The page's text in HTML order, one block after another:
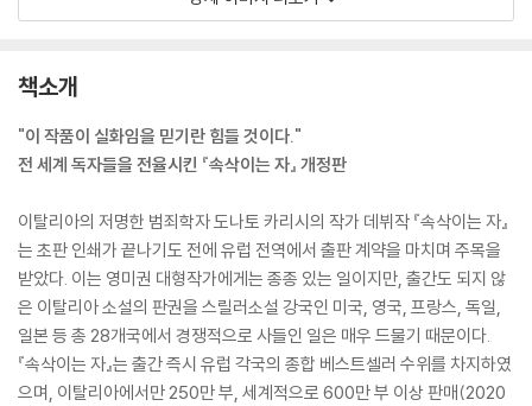
책소개
"이 작품이 실화임을 믿기란 힘들 것이다."
전 세계 독자들을 전율시킨 『속삭이는 자』 개정판
이탈리아의 저명한 범죄학자 도나토 카리시의 작가 데뷔작 『속삭이는 자』
는 초판 인쇄가 끝나기도 전에 유럽 전역에서 출판 계약을 마치며 주목을
받았다. 이는 영미권 대형작가에게는 종종 있는 일이지만, 출간도 되지 않
은 이탈리아 소설의 판권을 스릴러소설 강국인 미국, 영국, 프랑스, 독일,
일본 등 총 28개국에서 경쟁적으로 사들인 일은 매우 드물기 때문이다.
『속삭이는 자』는 출간 즉시 유럽 각국의 종합 베스트셀러 수위를 차지하였
으며, 이탈리아에서만 250만 부, 세계적으로 600만 부 이상 판매(2020